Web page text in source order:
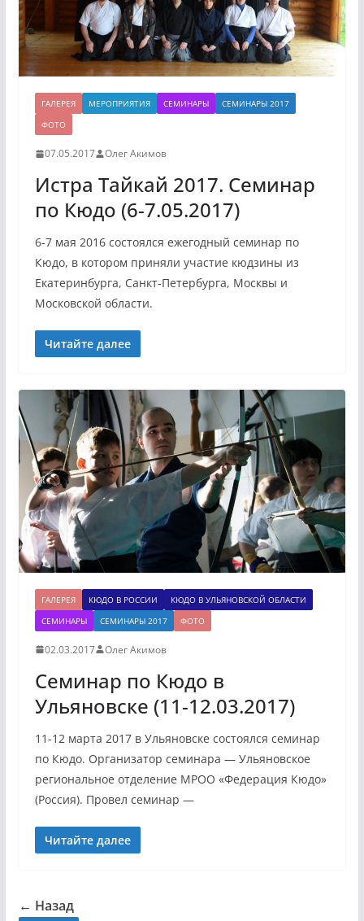
ГАЛЕРЕЯ МЕРОПРИЯТИЯ СЕМИНАРЫ
СЕМИНАРЫ 2017
ФОТО
07.05.2017 Олег Акимов
Истра Тайкай 2017. Семинар
по Кюдо (6-7.05.2017)
6-7 мая 2016 состоялся ежегодный семинар по
Кюдо, в котором приняли участие кюдзины из
Екатеринбурга, Санкт-Петербурга, Москвы и
Московской области.
Читайте далее
ГАЛЕРЕЯ КЮДО В РОССИИ
КЮДО В УЛЬЯНОВСКОЙ ОБЛАСТИ
СЕМИНАРЫ
СЕМИНАРЫ 2017 ФОТО
02.03.2017 Олег Акимов
Семинар по Кюдо в
Ульяновске (11-12.03.2017)
11-12 марта 2017 в Ульяновске состоялся семинар
по Кюдо. Организатор семинара — Ульяновское
региональное отделение МРОО «Федерация Кюдо»
(Россия). Провел семинар —
Читайте далее
← Назад